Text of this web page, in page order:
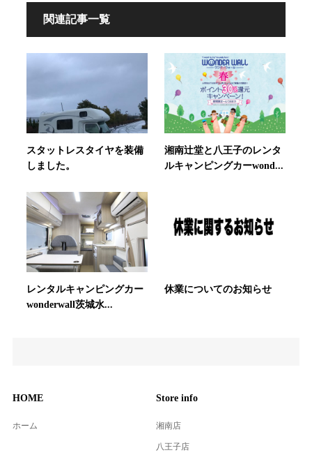
関連記事一覧
スタットレスタイヤを装備
しました。
湘南辻堂と八王子のレンタ
ルキャンピングカーwond...
レンタルキャンピングカー
wonderwall茨城水...
休業についてのお知らせ
HOME
ホーム
Store info
湘南店
八王子店